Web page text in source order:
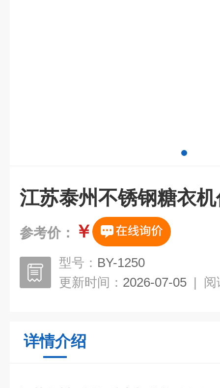
江苏泰州不锈钢糖衣
参考价： ￥
型号： BY-1250
更新时间： 2026-07-05 | 阅
详情介绍